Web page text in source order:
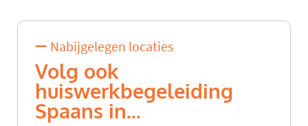
Nabijgelegen locaties
Volg ook
huiswerkbegeleiding
Spaans in...